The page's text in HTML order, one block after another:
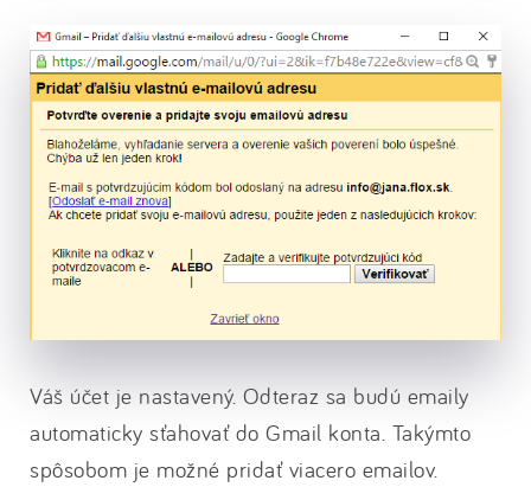
Váš účet je nastavený. Odteraz sa budú emaily
automaticky sťahovať do Gmail konta. Takýmto
spôsobom je možné pridať viacero emailov.